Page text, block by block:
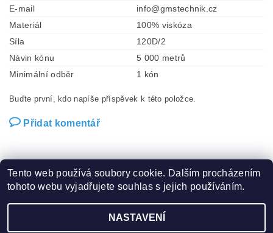
E-mail
info@gmstechnik.cz
Materiál
100% viskóza
Síla
120D/2
Návin kónu
5 000 metrů
Minimální odběr
1 kón
Buďte první, kdo napíše příspěvek k této položce.
Přidat komentář
Zboží.cz | Heureka.cz | Hot-fix.cz | Crystalstyle.cz
Tento web používá soubory cookie. Dalším procházením
tohoto webu vyjadřujete souhlas s jejich používáním.
NASTAVENÍ